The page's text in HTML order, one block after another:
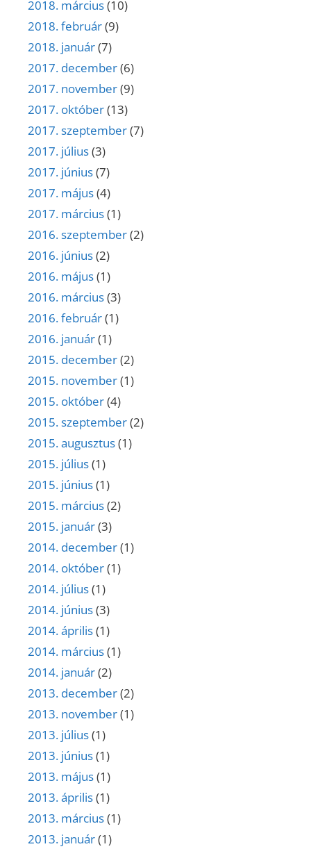
2018. március(10)
2018. február(9)
2018. január(7)
2017. december(6)
2017. november(9)
2017. október(13)
2017. szeptember(7)
2017. július(3)
2017. június(7)
2017. május(4)
2017. március(1)
2016. szeptember(2)
2016. június(2)
2016. május(1)
2016. március(3)
2016. február(1)
2016. január(1)
2015. december(2)
2015. november(1)
2015. október(4)
2015. szeptember(2)
2015. augusztus(1)
2015. július(1)
2015. június(1)
2015. március(2)
2015. január(3)
2014. december(1)
2014. október(1)
2014. július(1)
2014. június(3)
2014. április(1)
2014. március(1)
2014. január(2)
2013. december(2)
2013. november(1)
2013. július(1)
2013. június(1)
2013. május(1)
2013. április(1)
2013. március(1)
2013. január(1)